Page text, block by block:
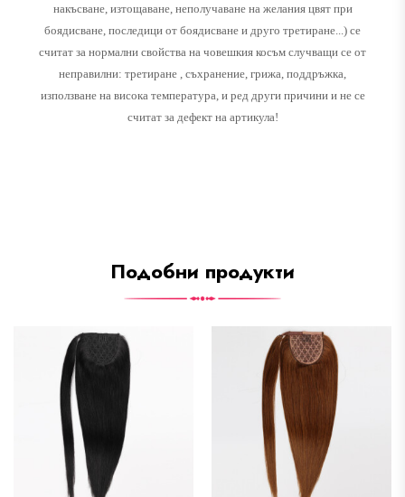
накъсване, изтощаване, неполучаване на желания цвят при
боядисване, последици от боядисване и друго третиране...) се
считат за нормални свойства на човешкия косъм случващи се от
неправилни: третиране , съхранение, грижа, поддръжка,
използване на висока температура, и ред други причини и не се
считат за дефект на артикула!
Подобни продукти